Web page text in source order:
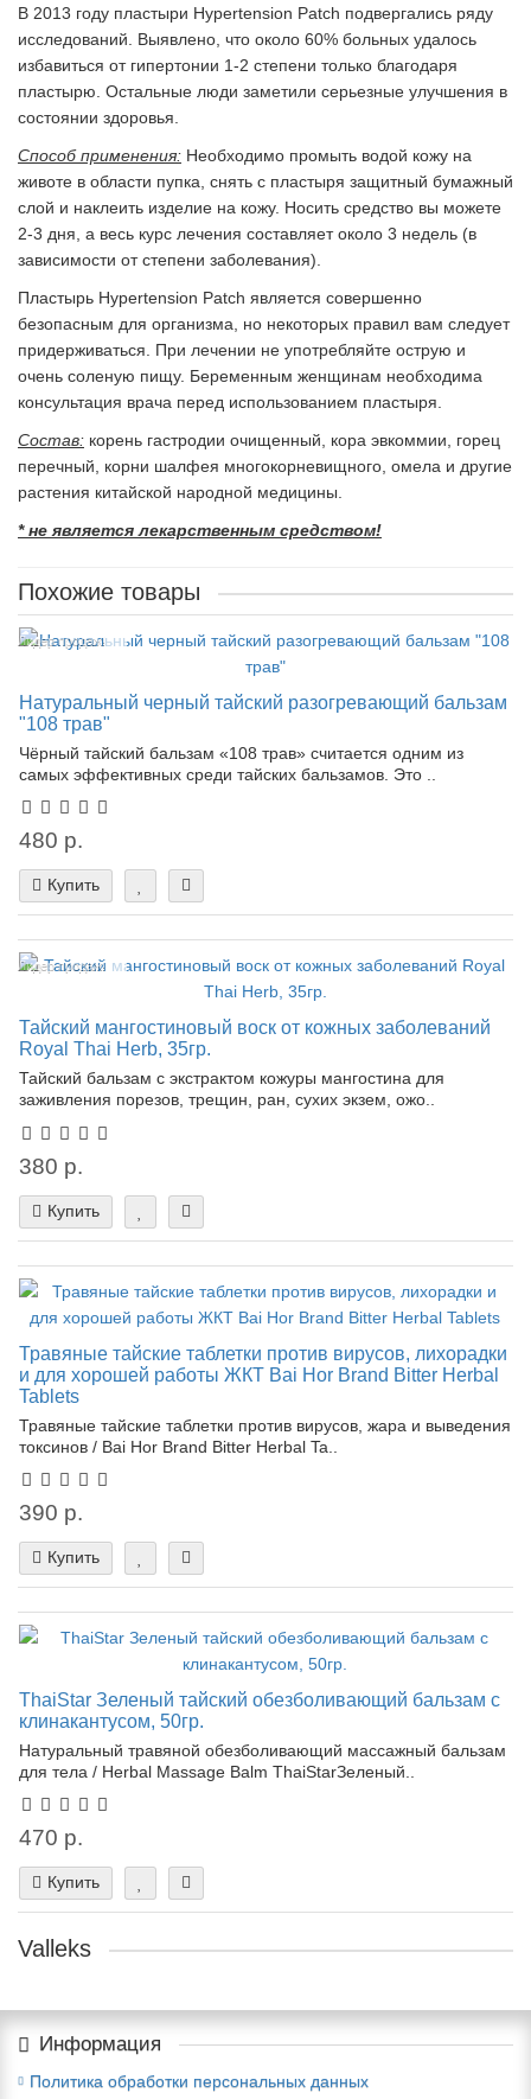
В 2013 году пластыри Hypertension Patch подвергались ряду
исследований. Выявлено, что около 60% больных удалось
избавиться от гипертонии 1-2 степени только благодаря
пластырю. Остальные люди заметили серьезные улучшения в
состоянии здоровья.
Способ применения: Необходимо промыть водой кожу на
животе в области пупка, снять с пластыря защитный бумажный
слой и наклеить изделие на кожу. Носить средство вы можете
2-3 дня, а весь курс лечения составляет около 3 недель (в
зависимости от степени заболевания).
Пластырь Hypertension Patch является совершенно
безопасным для организма, но некоторых правил вам следует
придерживаться. При лечении не употребляйте острую и
очень соленую пищу. Беременным женщинам необходима
консультация врача перед использованием пластыря.
Состав: корень гастродии очищенный, кора эвкоммии, горец
перечный, корни шалфея многокорневищного, омела и другие
растения китайской народной медицины.
* не является лекарственным средством!
Похожие товары
Лидер продаж!
Натуральный черный тайский разогревающий бальзам
"108 трав"
Чёрный тайский бальзам «108 трав» считается одним из
самых эффективных среди тайских бальзамов. Это ..
480 р.
Купить
Лидер продаж!
Тайский мангостиновый воск от кожных заболеваний
Royal Thai Herb, 35гр.
Тайский бальзам с экстрактом кожуры мангостина для
заживления порезов, трещин, ран, сухих экзем, ожо..
380 р.
Купить
Травяные тайские таблетки против вирусов, лихорадки
и для хорошей работы ЖКТ Bai Hor Brand Bitter Herbal
Tablets
Травяные тайские таблетки против вирусов, жара и выведения
токсинов / Bai Hor Brand Bitter Herbal Ta..
390 р.
Купить
ThaiStar Зеленый тайский обезболивающий бальзам с
клинакантусом, 50гр.
Натуральный травяной обезболивающий массажный бальзам
для тела / Herbal Massage Balm ThaiStarЗеленый..
470 р.
Купить
Valleks
Информация
Политика обработки персональных данных